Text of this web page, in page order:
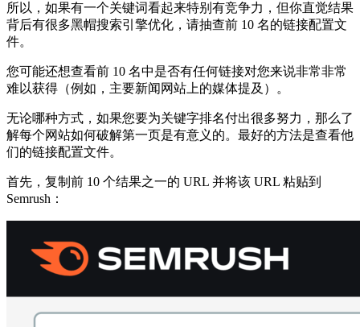
所以，如果有一个关键词看起来特别有竞争力，但你直觉结果
背后有很多黑帽搜索引擎优化，请抽查前 10 名的链接配置文
件。
您可能还想查看前 10 名中是否有任何链接对您来说非常非常
难以获得（例如，主要新闻网站上的媒体提及）。
无论哪种方式，如果您要为关键字排名付出很多努力，那么了
解每个网站如何破解第一页是有意义的。最好的方法是查看他
们的链接配置文件。
首先，复制前 10 个结果之一的 URL 并将该 URL 粘贴到
Semrush：